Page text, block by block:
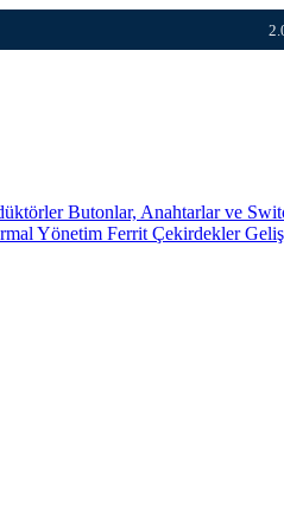
Butonlar, Anahtarlar ve
Yönetim Ferrit Çekirdekler